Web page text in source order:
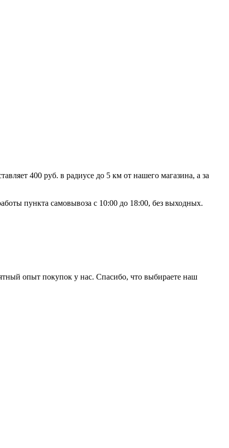
400 руб. в радиусе до 5 км от нашего магазина, а за
пункта самовывоза с 10:00 до 18:00, без выходных.
опыт покупок у нас. Спасибо, что выбираете наш